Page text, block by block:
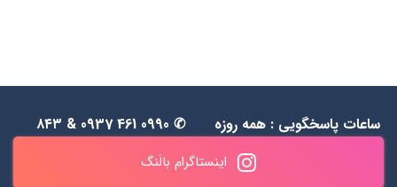
اینستاگرام بالَنگ
ساعات پاسخگویی : همه روزه
✆ 0990 461 0937 & ۸۴۳